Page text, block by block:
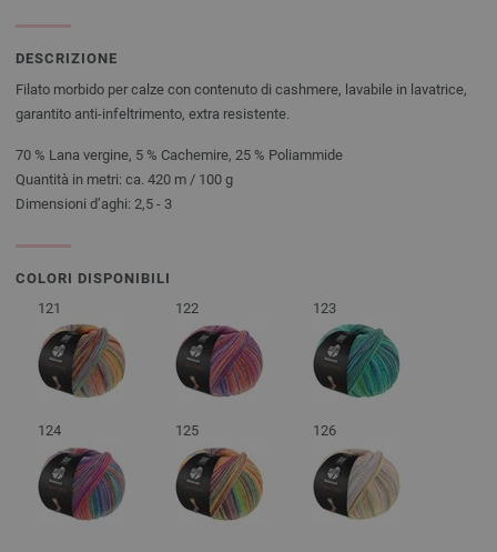
DESCRIZIONE
Filato morbido per calze con contenuto di cashmere, lavabile in lavatrice,
garantito anti-infeltrimento, extra resistente.
70 % Lana vergine, 5 % Cachemire, 25 % Poliammide
Quantità in metri: ca. 420 m / 100 g
Dimensioni d’aghi: 2,5 - 3
COLORI DISPONIBILI
121
122 123
124 125 126